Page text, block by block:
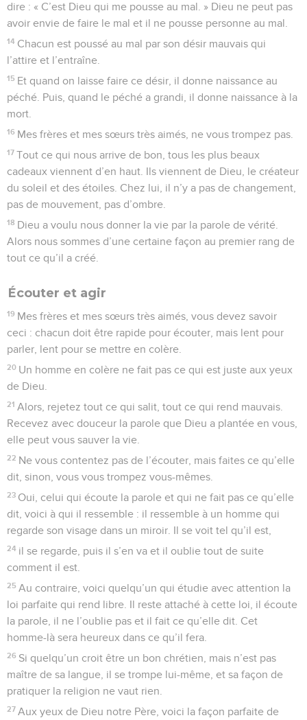
dire : « C’est Dieu qui me pousse au mal. » Dieu ne peut pas
avoir envie de faire le mal et il ne pousse personne au mal.
14 Chacun est poussé au mal par son désir mauvais qui
l’attire et l’entraîne.
15 Et quand on laisse faire ce désir, il donne naissance au
péché. Puis, quand le péché a grandi, il donne naissance à la
mort.
16 Mes frères et mes sœurs très aimés, ne vous trompez pas.
17 Tout ce qui nous arrive de bon, tous les plus beaux
cadeaux viennent d’en haut. Ils viennent de Dieu, le créateur
du soleil et des étoiles. Chez lui, il n’y a pas de changement,
pas de mouvement, pas d’ombre.
18 Dieu a voulu nous donner la vie par la parole de vérité.
Alors nous sommes d’une certaine façon au premier rang de
tout ce qu’il a créé.
Écouter et agir
19 Mes frères et mes sœurs très aimés, vous devez savoir
ceci : chacun doit être rapide pour écouter, mais lent pour
parler, lent pour se mettre en colère.
20 Un homme en colère ne fait pas ce qui est juste aux yeux
de Dieu.
21 Alors, rejetez tout ce qui salit, tout ce qui rend mauvais.
Recevez avec douceur la parole que Dieu a plantée en vous,
elle peut vous sauver la vie.
22 Ne vous contentez pas de l’écouter, mais faites ce qu’elle
dit, sinon, vous vous trompez vous-mêmes.
23 Oui, celui qui écoute la parole et qui ne fait pas ce qu’elle
dit, voici à qui il ressemble : il ressemble à un homme qui
regarde son visage dans un miroir. Il se voit tel qu’il est,
24 il se regarde, puis il s’en va et il oublie tout de suite
comment il est.
25 Au contraire, voici quelqu’un qui étudie avec attention la
loi parfaite qui rend libre. Il reste attaché à cette loi, il écoute
la parole, il ne l’oublie pas et il fait ce qu’elle dit. Cet
homme-là sera heureux dans ce qu’il fera.
26 Si quelqu’un croit être un bon chrétien, mais n’est pas
maître de sa langue, il se trompe lui-même, et sa façon de
pratiquer la religion ne vaut rien.
27 Aux yeux de Dieu notre Père, voici la façon parfaite de